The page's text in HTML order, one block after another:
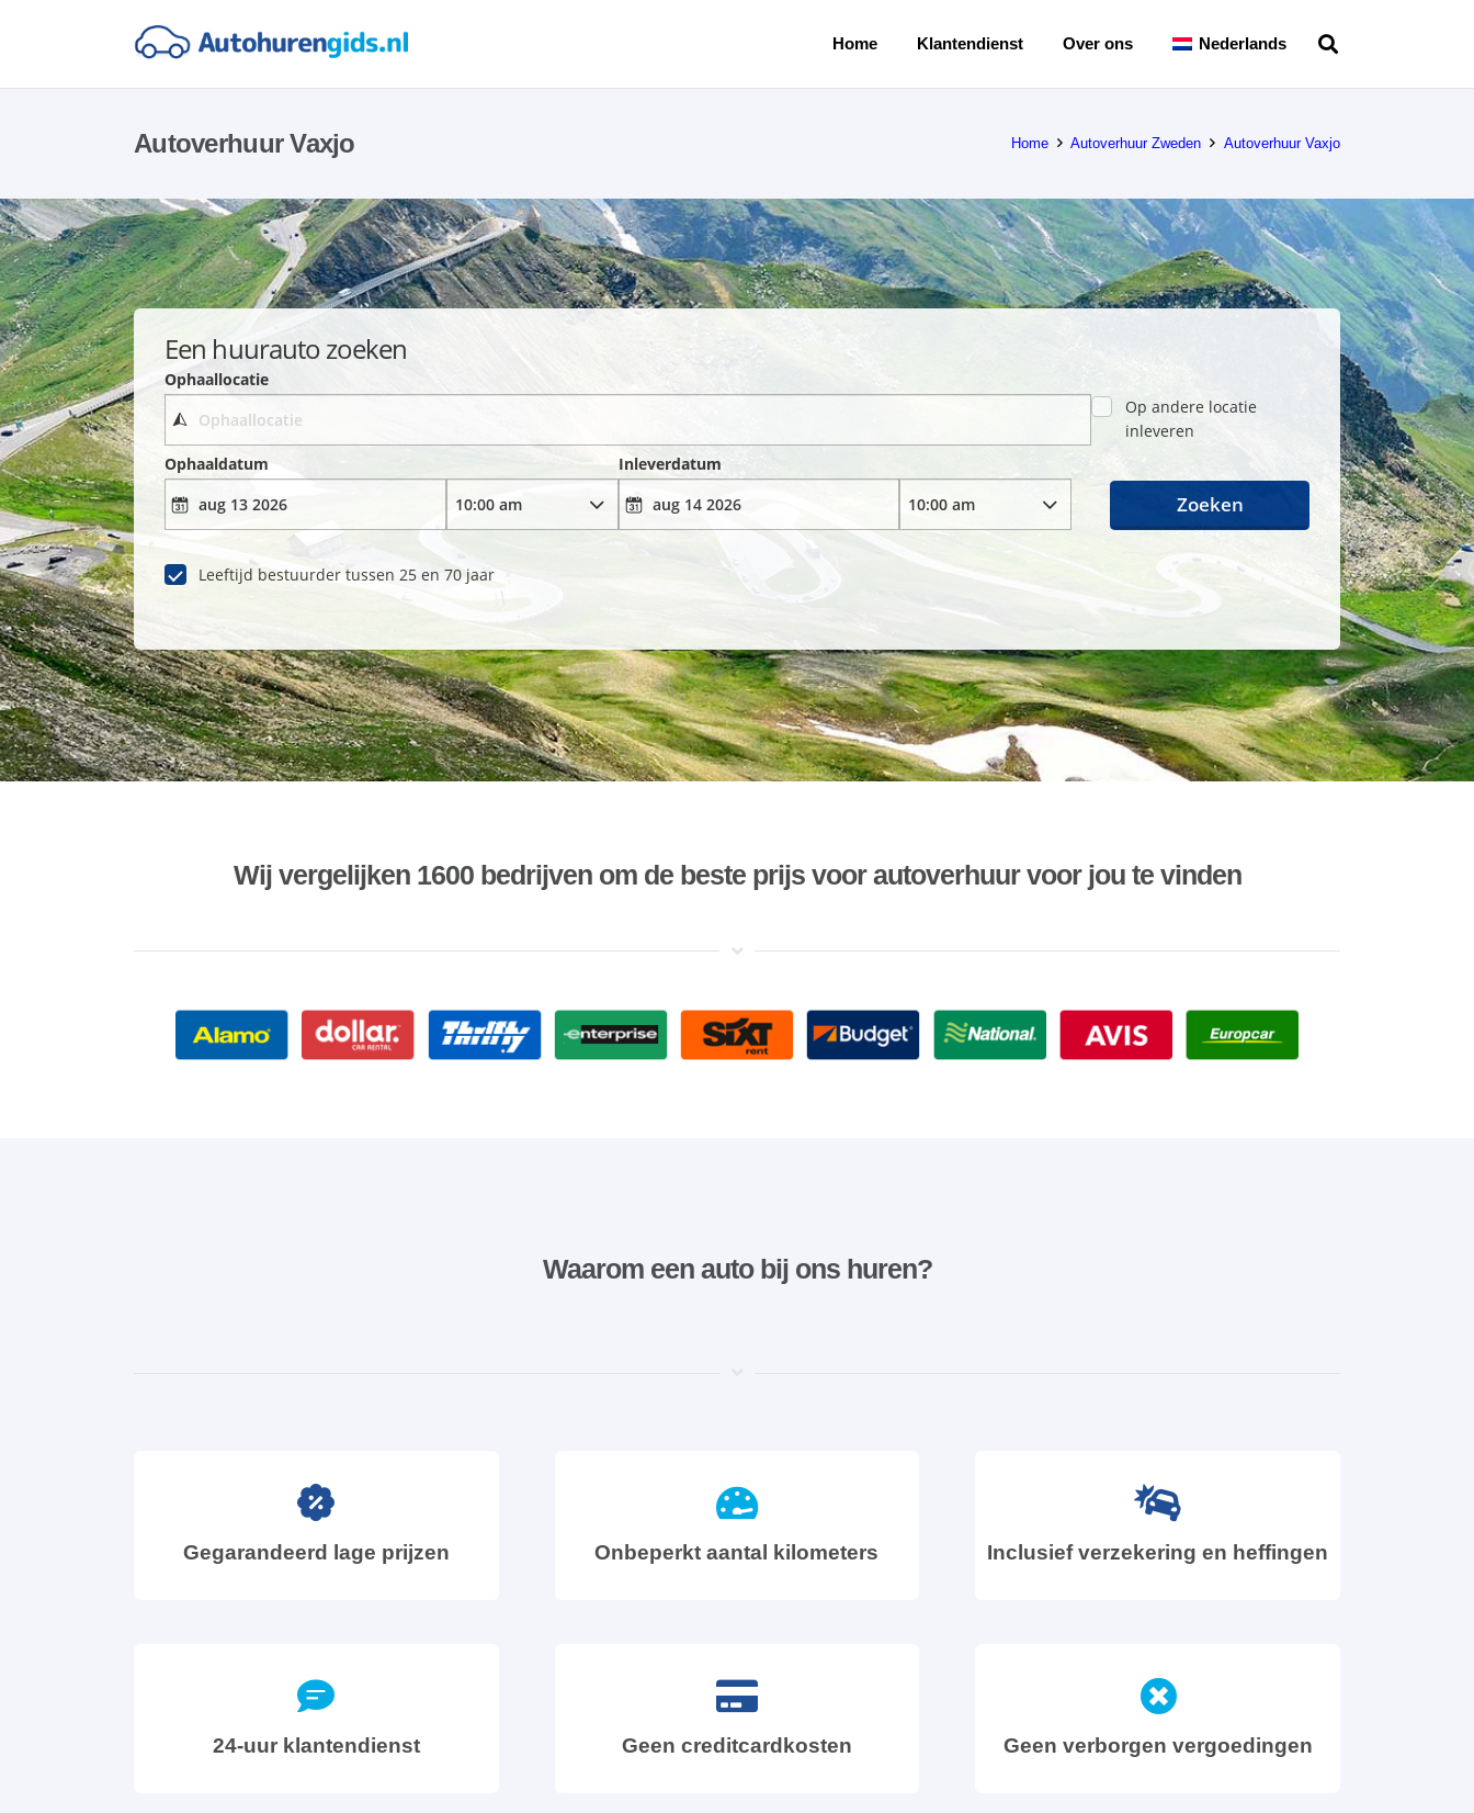
Home Klantendienst Over ons Nederlands
Autoverhuur Vaxjo Home Autoverhuur Zweden Autoverhuur Vaxjo
Een huurauto zoeken
Ophaallocatie
Op andere locatie
inleveren
Ophaaldatum
Inleverdatum
Leeftijd bestuurder tussen 25 en 70 jaar
Zoeken
Wij vergelijken 1600 bedrijven om de beste prijs voor autoverhuur voor jou te vinden
Waarom een ​​auto bij ons huren?
Gegarandeerd lage prijzen Onbeperkt aantal kilometers Inclusief verzekering en heffingen
24-uur klantendienst Geen creditcardkosten Geen verborgen vergoedingen